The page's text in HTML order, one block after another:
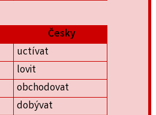
Česky
uctívat
lovit
obchodovat
dobývat